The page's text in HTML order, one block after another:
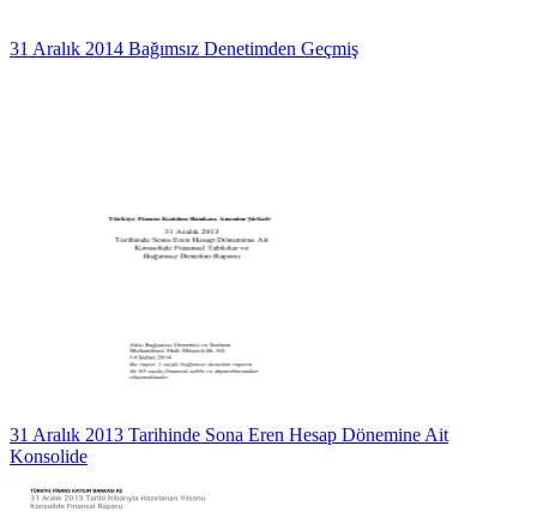
31 Aralık 2014 Bağımsız Denetimden Geçmiş
31 Aralık 2013 Tarihinde Sona Eren Hesap Dönemine Ait
Konsolide